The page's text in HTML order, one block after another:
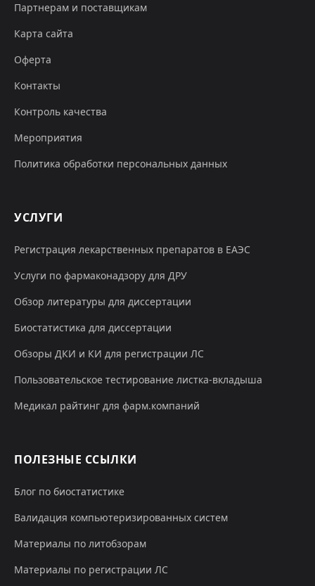
Партнерам и поставщикам
Карта сайта
Оферта
Контакты
Контроль качества
Мероприятия
Политика обработки персональных данных
УСЛУГИ
Регистрация лекарственных препаратов в ЕАЭС
Услуги по фармаконадзору для ДРУ
Обзор литературы для диссертации
Биостатистика для диссертации
Обзоры ДКИ и КИ для регистрации ЛС
Пользовательское тестирование листка-вкладыша
Медикал райтинг для фарм.компаний
ПОЛЕЗНЫЕ ССЫЛКИ
Блог по биостатистике
Валидация компьютеризированных систем
Материалы по литобзорам
Материалы по регистрации ЛС